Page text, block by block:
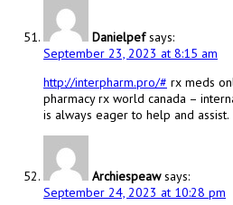
Danielpef says:
September 23, 2023 at 8:15 am
http://interpharm.pro/# rx meds
pharmacy rx world canada –
is always eager to help and assist.
Archiespeaw says:
September 24, 2023 at 10:28 pm